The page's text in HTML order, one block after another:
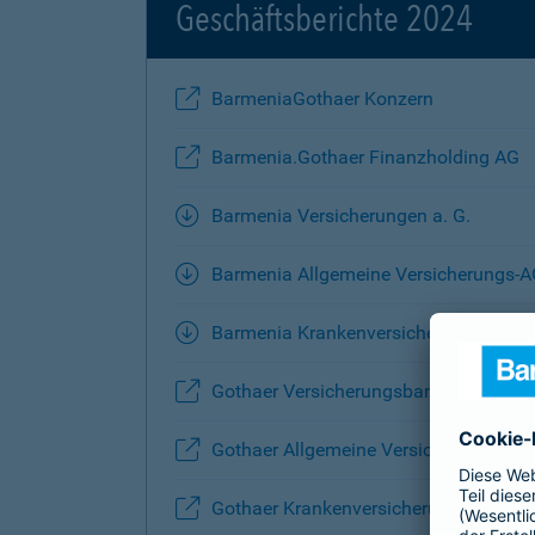
Geschäftsberichte 2024
BarmeniaGothaer Konzern
Barmenia.Gothaer Finanzholding AG
Barmenia Versicherungen a. G.
Barmenia Allgemeine Versicherungs-
Barmenia Krankenversicherung AG
Gothaer Versicherungsbank VVaG
Gothaer Allgemeine Versicherung AG
Gothaer Krankenversicherung AG